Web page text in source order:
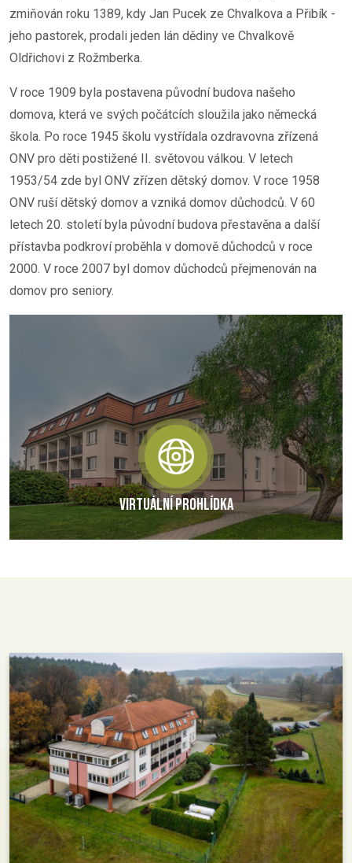
zmiňován roku 1389, kdy Jan Pucek ze Chvalkova a Přibík -
jeho pastorek, prodali jeden lán dědiny ve Chvalkově
Oldřichovi z Rožmberka.
V roce 1909 byla postavena původní budova našeho
domova, která ve svých počátcích sloužila jako německá
škola. Po roce 1945 školu vystřídala ozdravovna zřízená
ONV pro děti postižené II. světovou válkou. V letech
1953/54 zde byl ONV zřízen dětský domov. V roce 1958
ONV ruší dětský domov a vzniká domov důchodců. V 60
letech 20. století byla původní budova přestavěna a další
přístavba podkroví proběhla v domově důchodců v roce
2000. V roce 2007 byl domov důchodců přejmenován na
domov pro seniory.
VIRTUÁLNÍ PROHLÍDKA